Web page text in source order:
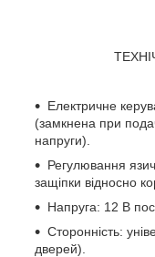
Електричне
(замкнена при
напруги).
Регулювання
защіпки відносно
Напруга: 12 В
Сторонність:
дверей).